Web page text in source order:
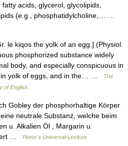
acids, glycerol, glycolipids,
(e.g., phosphatidylcholine,… …
le kiqos the yolk of an egg.] (Physiol.
phosphorized substance widely
body, and especially conspicuous in
in yolk of eggs, and in the… …
The
of English
Gobley der phosphorhaltige Körper
neutrale Substanz, welche beim
u. Alkalien Öl , Margarin u.
…
Pierer's Universal-Lexikon